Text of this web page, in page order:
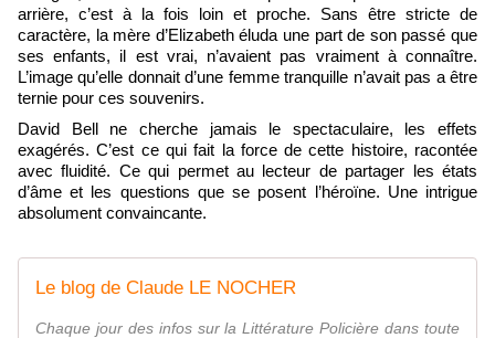
arrière, c’est à la fois loin et proche. Sans être stricte de
caractère, la mère d’Elizabeth éluda une part de son passé que
ses enfants, il est vrai, n’avaient pas vraiment à connaître.
L’image qu’elle donnait d’une femme tranquille n’avait pas a être
ternie pour ces souvenirs.
David Bell ne cherche jamais le spectaculaire, les effets
exagérés. C’est ce qui fait la force de cette histoire, racontée
avec fluidité. Ce qui permet au lecteur de partager les états
d’âme et les questions que se posent l’héroïne. Une intrigue
absolument convaincante.
Le blog de Claude LE NOCHER
Chaque jour des infos sur la Littérature Policière dans toute